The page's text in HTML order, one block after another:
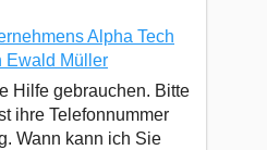
Alpha Tech
Ewald Müller
Hilfe gebrauchen. Bitte
ihre Telefonnummer
Wann kann ich Sie